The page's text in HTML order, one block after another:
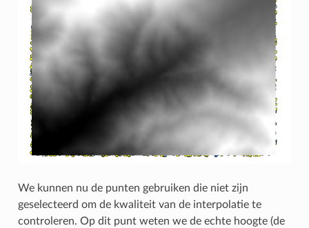
We kunnen nu de punten gebruiken die niet zijn
geselecteerd om de kwaliteit van de interpolatie te
controleren. Op dit punt weten we de echte hoogte (de